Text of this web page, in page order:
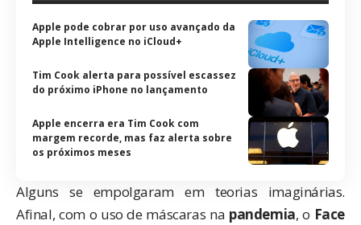
Apple pode cobrar por uso avançado da
Apple Intelligence no iCloud+
Tim Cook alerta para possível escassez
do próximo iPhone no lançamento
Apple encerra era Tim Cook com
margem recorde, mas faz alerta sobre
os próximos meses
Alguns se empolgaram em teorias imaginárias.
Afinal, com o uso de máscaras na pandemia, o Face